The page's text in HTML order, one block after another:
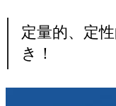
定量的、定
き！